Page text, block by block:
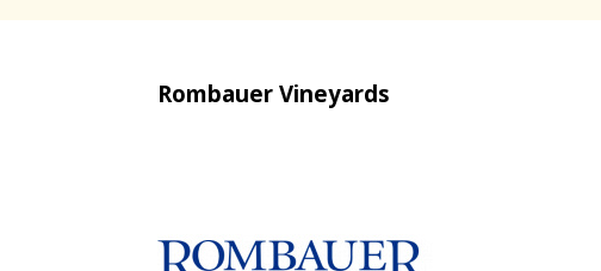
Rombauer Vineyards